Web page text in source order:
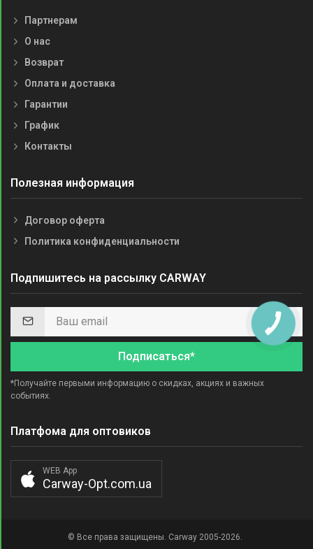
Партнерам
О нас
Возврат
Оплата и доставка
Гарантии
График
Контакты
Полезная информация
Договор оферта
Политика конфиденциальности
Подпишитесь на рассылку CARWAY
Подписаться*
*Получайте первыми информацию о скидках, акциях и важных
событиях.
Платфома для оптовиков
WEB App
Carway-Opt.com.ua
© Все права защищены. Carway 2005-2026.